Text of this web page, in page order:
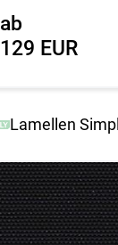
ab
129 EUR
Lamellen